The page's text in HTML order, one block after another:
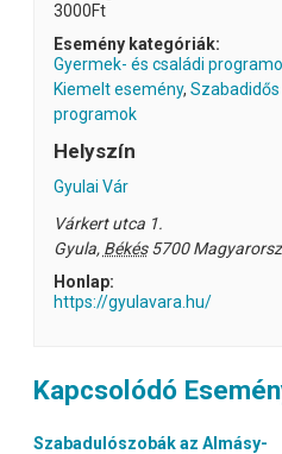
3000Ft
Esemény kategóriák:
Gyermek- és családi
Kiemelt esemény,
programok
Helyszín
Gyulai Vár
Várkert utca 1.
Gyula, Békés 5700
Honlap:
https://gyulavara.hu/
Kapcsolódó
Szabadulószobák az Almásy-